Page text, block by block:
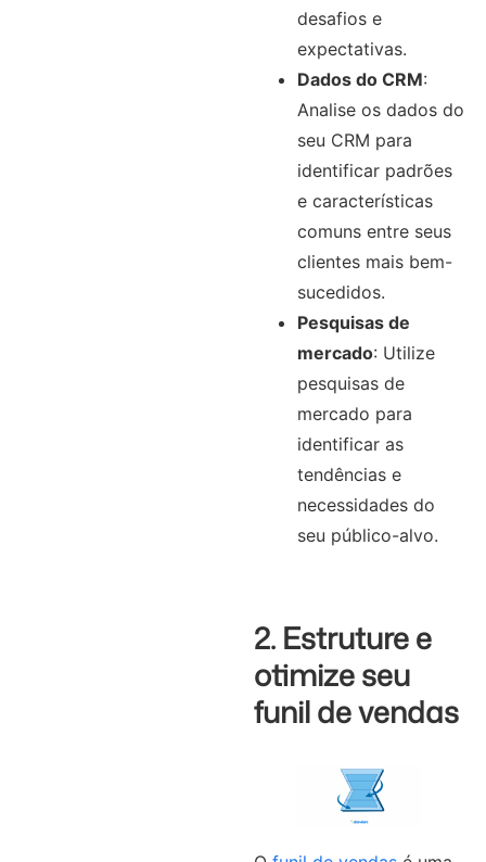
desafios e
expectativas.
Dados do CRM:
Analise os dados do
seu CRM para
identificar padrões
e características
comuns entre seus
clientes mais bem-
sucedidos.
Pesquisas de
mercado: Utilize
pesquisas de
mercado para
identificar as
tendências e
necessidades do
seu público-alvo.
2. Estruture e
otimize seu
funil de vendas